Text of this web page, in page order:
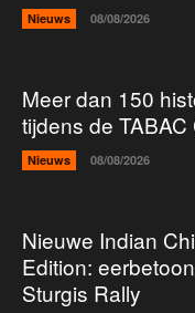
Nieuws 08/08/2026
Meer dan 150
tijdens de
Nieuws 08/08/2026
Nieuwe Indian
Edition:
Sturgis Rally